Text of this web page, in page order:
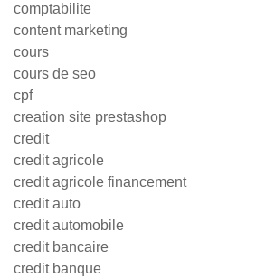
comptabilite
content marketing
cours
cours de seo
cpf
creation site prestashop
credit
credit agricole
credit agricole financement
credit auto
credit automobile
credit bancaire
credit banque